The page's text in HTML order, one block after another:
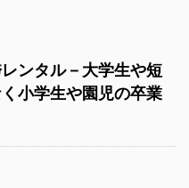
ンタル－大学生や短
小学生や園児の卒業